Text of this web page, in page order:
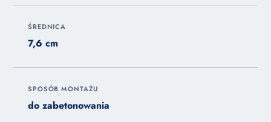
ŚREDNICA
7,6 cm
SPOSÓB MONTAŻU
do zabetonowania